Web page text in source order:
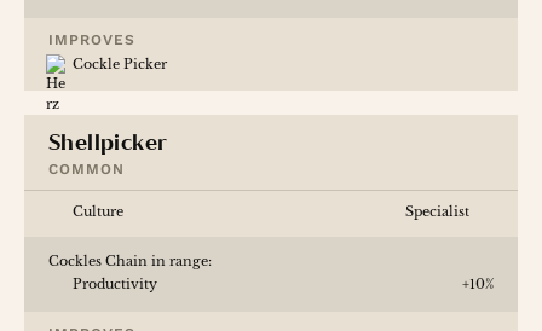
IMPROVES
Cockle Picker
Shellpicker
COMMON
Culture Specialist
Cockles Chain in range:
Productivity
+10%
Deutsch
English